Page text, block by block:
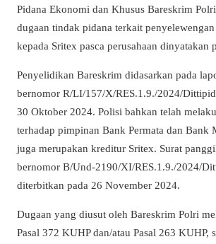
Pidana Ekonomi dan Khusus Bareskrim
dugaan tindak pidana terkait
kepada Sritex pasca perusahaan dinyatakan
Penyelidikan Bareskrim didasarkan pada
bernomor R/LI/157/X/RES.1.9./2024/
30 Oktober 2024. Polisi bahkan telah
terhadap pimpinan Bank Permata dan Bank
juga merupakan kreditur Sritex. Surat
bernomor B/Und-2190/XI/RES.1.9./2024/
diterbitkan pada 26 November 2024.
Dugaan yang diusut oleh Bareskrim Polri
Pasal 372 KUHP dan/atau Pasal 263 KUHP,